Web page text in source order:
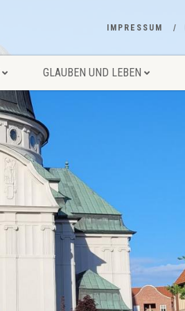
IMPRESSUM
GLAUBEN UND LEBEN